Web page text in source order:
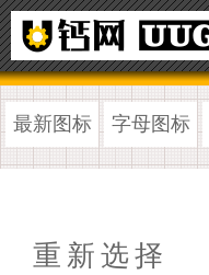
最新图标 字母图标
重新选择